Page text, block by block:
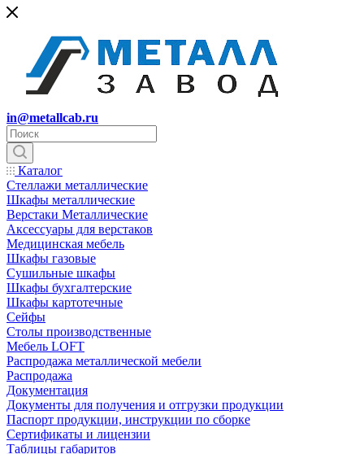
in@metallcab.ru
Каталог
Стеллажи металлические
Шкафы металлические
Верстаки Металлические
Аксессуары для верстаков
Медицинская мебель
Шкафы газовые
Сушильные шкафы
Шкафы бухгалтерские
Шкафы картотечные
Сейфы
Столы производственные
Мебель LOFT
Распродажа металлической мебели
Распродажа
Документация
Документы для получения и отгрузки продукции
Паспорт продукции, инструкции по сборке
Сертификаты и лицензии
Таблицы габаритов